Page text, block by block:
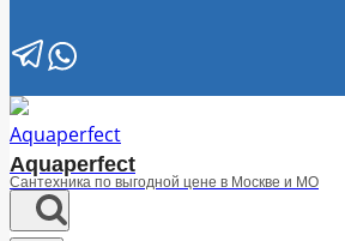
Aquaperfect
Сантехника по выгодной цене в Москве и МО